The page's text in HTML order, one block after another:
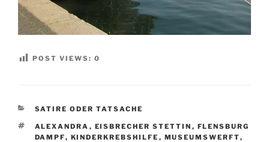
POST VIEWS: 0
KATEGORIEN
SATIRE ODER TATSACHE
SCHLAGWÖRTER
ALEXANDRA , EISBRECHER STETTIN , FLENSBURG
DAMPF, KINDERKREBSHILFE , MUSEUMSWERFT,